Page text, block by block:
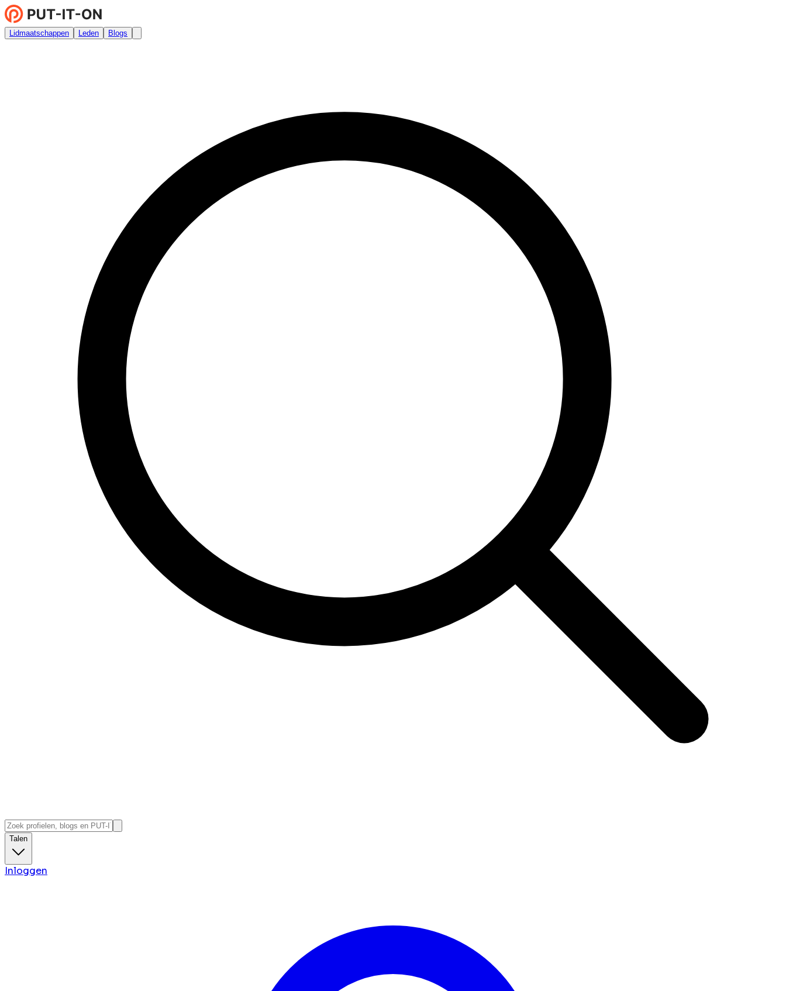
Lidmaatschappen Leden Blogs
Talen
Inloggen